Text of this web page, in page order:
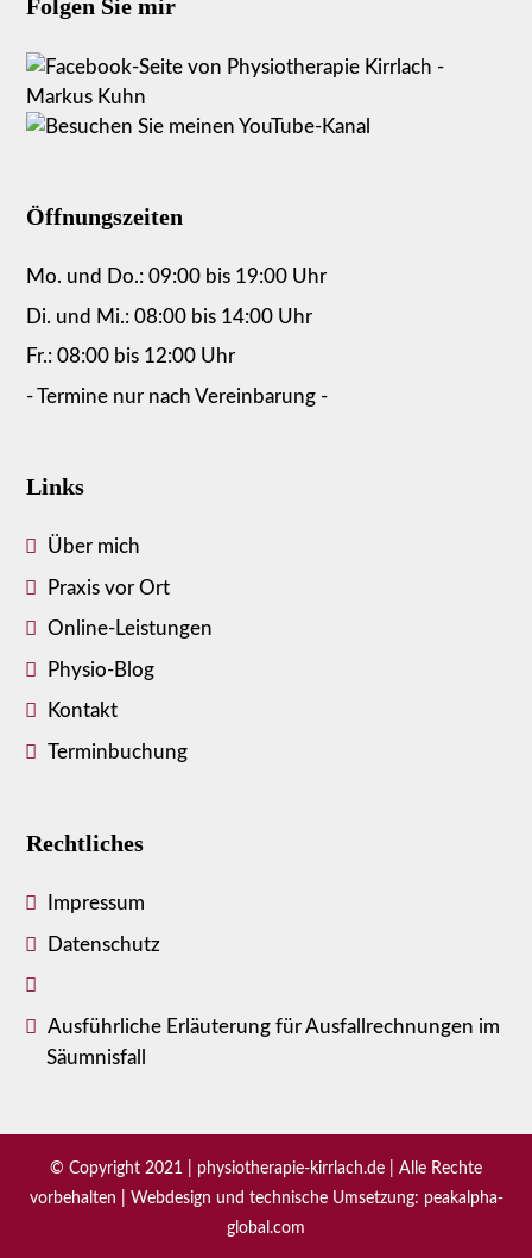
Folgen Sie mir
Öffnungszeiten
Mo. und Do.: 09:00 bis 19:00 Uhr
Di. und Mi.: 08:00 bis 14:00 Uhr
Fr.: 08:00 bis 12:00 Uhr
- Termine nur nach Vereinbarung -
Links
Über mich
Praxis vor Ort
Online-Leistungen
Physio-Blog
Kontakt
Terminbuchung
Rechtliches
Impressum
Datenschutz
Ausführliche Erläuterung für Ausfallrechnungen im
Säumnisfall
© Copyright 2021 | physiotherapie-kirrlach.de
| Alle Rechte
vorbehalten | Webdesign und technische Umsetzung: peakalpha-
global.com